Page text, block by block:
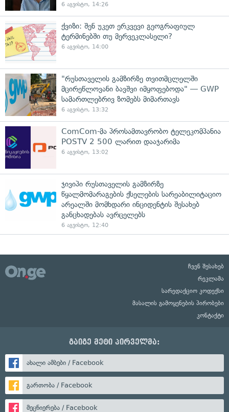
6 აგვისტო, 14:26
ქვიზი: შენ უკეთ ერკვევი გეოგრაფიულ
ტერმინებში თუ მერვეკლასელი?
6 აგვისტო, 14:00
"რუსთაველის გამზირზე თვითმცლელში
მცირეწლოვანი ბავშვი იმყოფებოდა" — GWP
სამართლებრივ ზომებს მიმართავს
6 აგვისტო, 13:32
ComCom-მა პროსამთავრობო ტელეკომპანია
POSTV 2 500 ლარით დააჯარიმა
6 აგვისტო, 13:02
ჯივიპი რუსთაველის გამზირზე
წყალმომარაგების ქსელების სარეაბილიტაციო
არეალში მომხდარი ინციდენტის შესახებ
განცხადებას ავრცელებს
6 აგვისტო, 12:40
ჩვენ შესახებ
რეკლამა
სარედაქციო კოდექსი
მასალის გამოყენების პირობები
კონტაქტი
გაიგე მეტი პირველმა:
ახალი ამბები / Facebook
გართობა / Facebook
მეცნიერება / Facebook